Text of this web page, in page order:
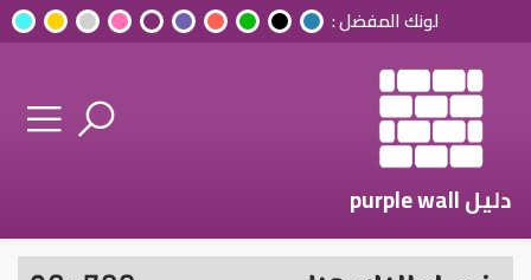
لونك المفضل :
دليل purple wall